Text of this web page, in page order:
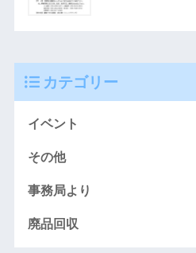
カテゴリー
イベント
その他
事務局より
廃品回収